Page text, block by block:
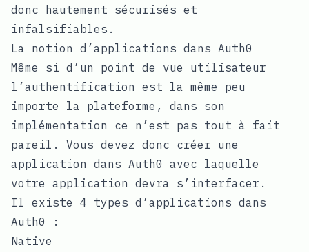
donc hautement sécurisés et
infalsifiables.
La notion d’applications dans Auth0
Même si d’un point de vue utilisateur
l’authentification est la même peu
importe la plateforme, dans son
implémentation ce n’est pas tout à fait
pareil. Vous devez donc créer une
application dans Auth0 avec laquelle
votre application devra s’interfacer.
Il existe 4 types d’applications dans
Auth0 :
Native